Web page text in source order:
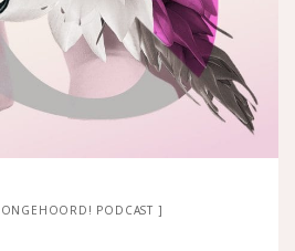
ONGEHOORD! PODCAST